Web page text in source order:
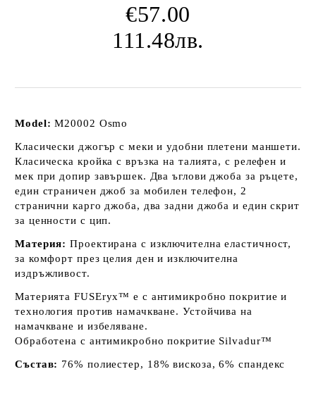
€57.00
111.48лв.
Model: M20002 Osmo
Класически джогър с меки и удобни плетени маншети.
Класическа кройка с връзка на талията, с релефен и
мек при допир завършек. Два ъглови джоба за ръцете,
един страничен джоб за мобилен телефон, 2
странични карго джоба, два задни джоба и един скрит
за ценности с цип.
Материя: Проектирана с изключителна еластичност,
за комфорт през целия ден и изключителна
издръжливост.
Материята FUSEryx™ е с антимикробно покритие и
технология против намачкване. Устойчива на
намачкване и избеляване.
Обработена с антимикробно покритие Silvadur™
Състав: 76% полиестер, 18% вискоза, 6% спандекс